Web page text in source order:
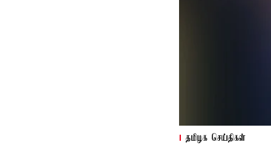
தமிழக செய்திகள்